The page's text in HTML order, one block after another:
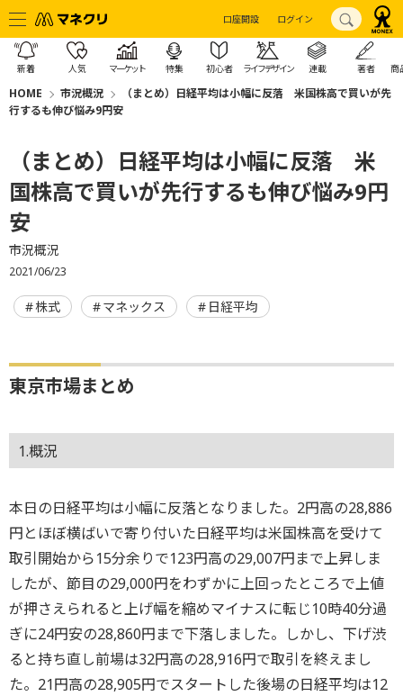
口座開設 ログイン
新着 人気 マーケット 特集 初心者 ライフデザイン 連載 著者 商
HOME 市況概況
（まとめ）日経平均は小幅に反落 米国株高で買いが先
行するも伸び悩み9円安
（まとめ）日経平均は小幅に反落 米
国株高で買いが先行するも伸び悩み9円
安
市況概況
2021/06/23
株式 マネックス 日経平均
東京市場まとめ
1.概況
本日の日経平均は小幅に反落となりました。2円高の28,886
円とほぼ横ばいで寄り付いた日経平均は米国株高を受けて
取引開始から15分余りで123円高の29,007円まで上昇しま
したが、節目の29,000円をわずかに上回ったところで上値
が押さえられると上げ幅を縮めマイナスに転じ10時40分過
ぎに24円安の28,860円まで下落しました。しかし、下げ渋
ると持ち直し前場は32円高の28,916円で取引を終えまし
た。21円高の28,905円でスタートした後場の日経平均は12